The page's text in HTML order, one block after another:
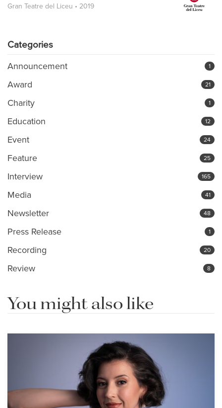
Gran Teatre del Liceu • 2019
Categories
Announcement 1
Award 21
Charity 1
Education 12
Event 24
Feature 25
Interview 165
Media 41
Newsletter 48
Press Release 1
Recording 20
Review 8
You might also like